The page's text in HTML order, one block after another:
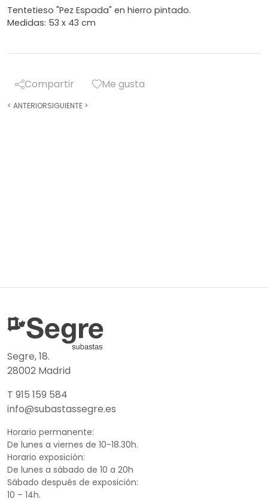
Tentetieso "Pez Espada" en hierro pintado.
Medidas: 53 x 43 cm
Compartir Me gusta
< ANTERIORSIGUIENTE >
Segre, 18.
28002 Madrid
T 915 159 584
info@subastassegre.es
Horario permanente:
De lunes a viernes de 10-18.30h.
Horario exposición:
De lunes a sábado de 10 a 20h
Sábado después de exposición:
10 – 14h.